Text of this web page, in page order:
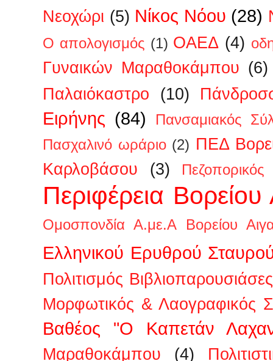
Νεοχώρι (5) Νίκος Νόου (28)
Ο απολογισμός (1) ΟΑΕΔ (4)
Γυναικών Μαραθοκάμπου (6)
Παλαιόκαστρο
(10)
Ειρήνης (84)
Πανσαμιακός
Πασχαλινό ωράριο (2) ΠΕΔ
Καρλοβάσου
(3)
Περιφέρεια Βορείου
Ομοσπονδία Α.με.Α Βορείου
Ελληνικού Ερυθρού
Πολιτισμός Βιβλιοπαρουσιάσες
Μορφωτικός & Λαογραφικός
Βαθέος "Ο Καπετάν
Μαραθοκάμπου (4)